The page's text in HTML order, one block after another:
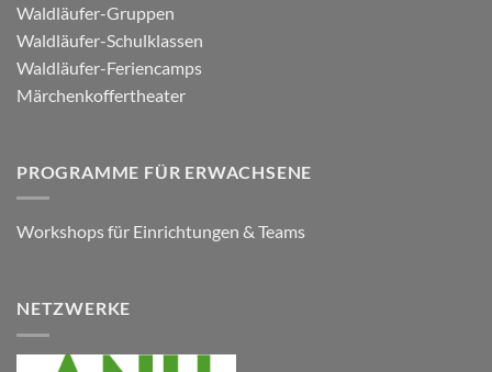
Waldläufer-Gruppen
Waldläufer-Schulklassen
Waldläufer-Feriencamps
Märchenkoffertheater
PROGRAMME FÜR ERWACHSENE
Workshops für Einrichtungen & Teams
NETZWERKE